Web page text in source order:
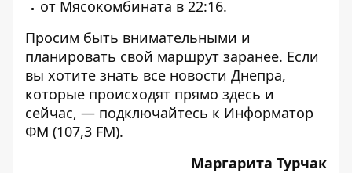
от Мясокомбината в 22:16.
Просим быть внимательными и
планировать свой маршрут заранее. Если
вы хотите знать все новости Днепра,
которые происходят прямо здесь и
сейчас, — подключайтесь к Информатор
ФМ (107,3 FM).
Маргарита Турчак